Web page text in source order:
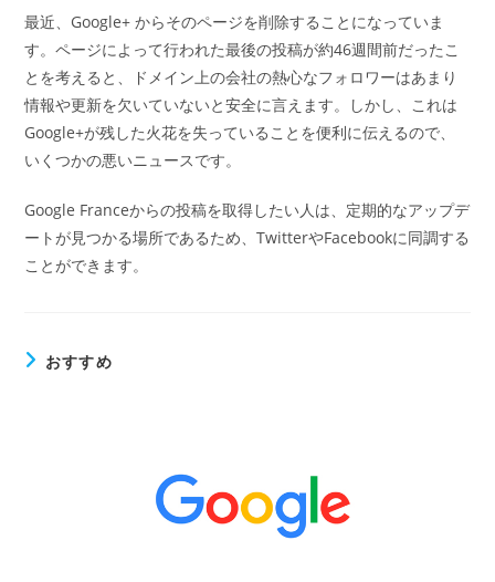
最近、Google+ からそのページを削除することになっていま
す。ページによって行われた最後の投稿が約46週間前だったこ
とを考えると、ドメイン上の会社の熱心なフォロワーはあまり
情報や更新を欠いていないと安全に言えます。しかし、これは
Google+が残した火花を失っていることを便利に伝えるので、
いくつかの悪いニュースです。
Google Franceからの投稿を取得したい人は、定期的なアップデ
ートが見つかる場所であるため、TwitterやFacebookに同調する
ことができます。
おすすめ